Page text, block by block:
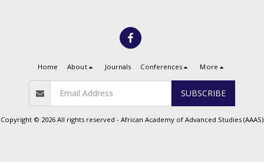
Home About Journals Conferences More
SUBSCRIBE
Copyright © 2026 All rights reserved - African Academy of Advanced Studies (AAAS)